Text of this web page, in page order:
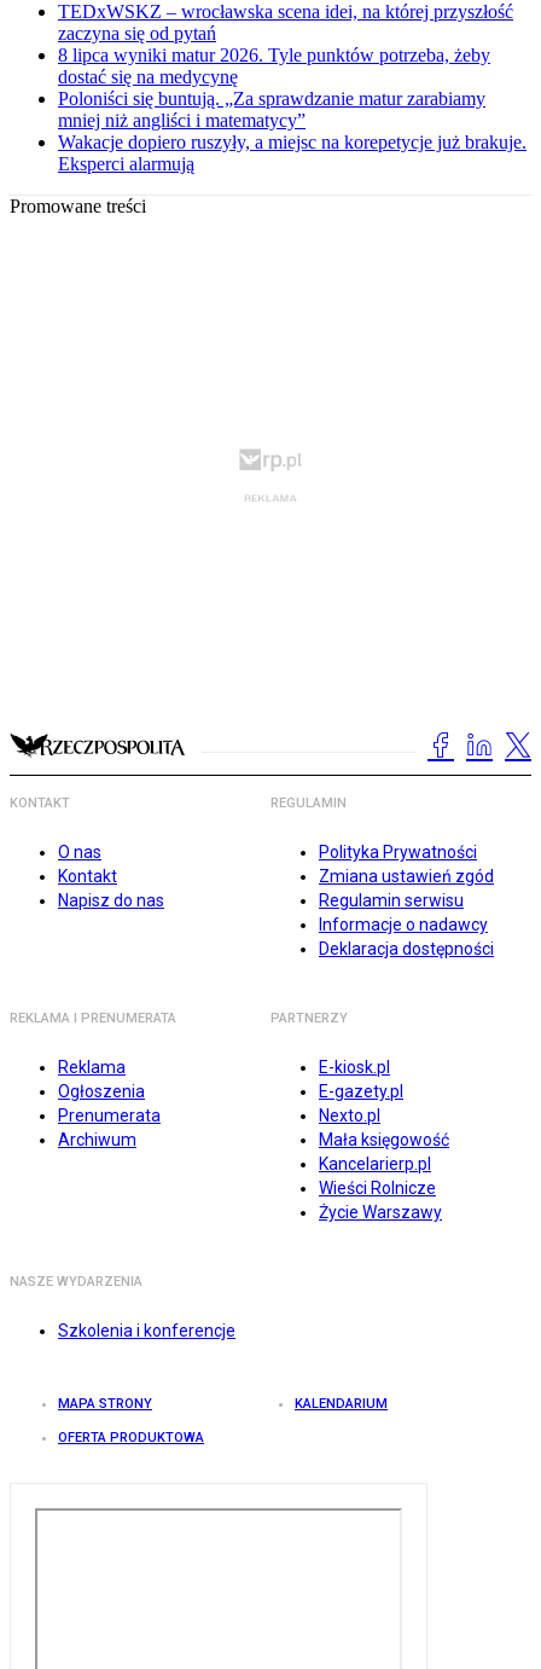
TEDxWSKZ – wrocławska scena idei, na której przyszłość
zaczyna się od pytań
8 lipca wyniki matur 2026. Tyle punktów potrzeba, żeby
dostać się na medycynę
Poloniści się buntują. „Za sprawdzanie matur zarabiamy
mniej niż angliści i matematycy”
Wakacje dopiero ruszyły, a miejsc na korepetycje już brakuje.
Eksperci alarmują
Promowane treści
KONTAKT
O nas
Kontakt
Napisz do nas
REGULAMIN
Polityka Prywatności
Zmiana ustawień zgód
Regulamin serwisu
Informacje o nadawcy
Deklaracja dostępności
REKLAMA I PRENUMERATA
Reklama
Ogłoszenia
Prenumerata
Archiwum
PARTNERZY
E-kiosk.pl
E-gazety.pl
Nexto.pl
Mała księgowość
Kancelarierp.pl
Wieści Rolnicze
Życie Warszawy
NASZE WYDARZENIA
Szkolenia i konferencje
MAPA STRONY KALENDARIUM
OFERTA PRODUKTOWA